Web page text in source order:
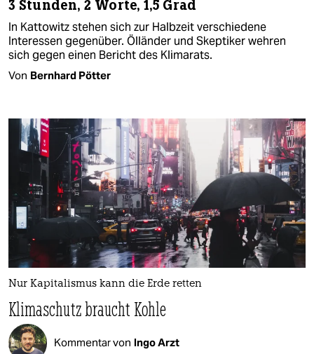
3 Stunden, 2 Worte, 1,5 Grad
In Kattowitz stehen sich zur Halbzeit verschiedene
Interessen gegenüber. Ölländer und Skeptiker wehren
sich gegen einen Bericht des Klimarats.
Von Bernhard Pötter
Nur Kapitalismus kann die Erde retten
Klimaschutz braucht Kohle
Kommentar von Ingo Arzt